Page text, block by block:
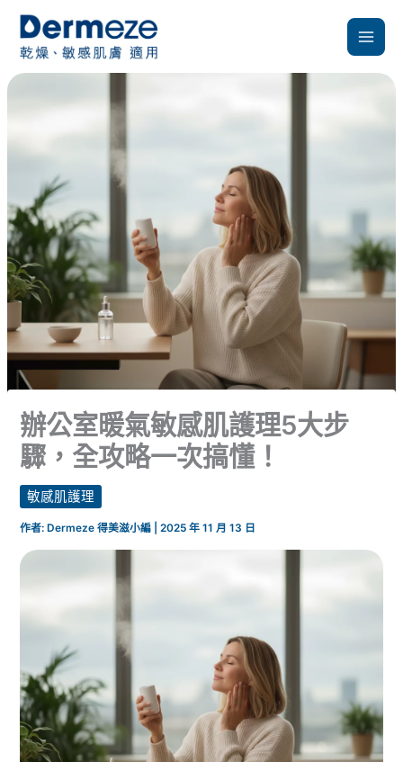
要
辦公室暖氣敏感肌護理5大步
驟，全攻略一次搞懂！
敏感肌護理
作者: Dermeze 得美滋小編 |2025 年 11 月 13 日